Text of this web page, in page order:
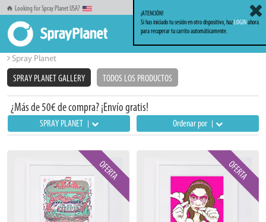
Looking for Spray Planet USA?
Inicio
Spray Planet Gallery
Spray Planet
SPRAY PLANET GALLERY TODOS LOS PRODUCTOS
¿Más de 50€ de compra? ¡Envío gratis!
Ordenar por
SPRAY PLANET
¡ATENCIÓN!
Si has iniciado tu sesión en otro dispositivo, hazLOGINahora
para recuperar tu carrito automáticamente.